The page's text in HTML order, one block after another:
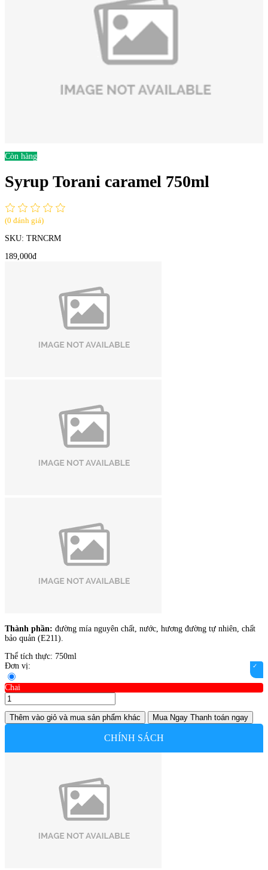
Còn hàng
Syrup Torani caramel 750ml
(0 đánh giá)
SKU: TRNCRM
189,000đ
Thành phần: đường mía nguyên chất, nước, hương đường tự nhiên, chất
bảo quản (E211).
Thể tích thực: 750ml
Đơn vị:
Chai
Thêm vào giỏ và mua sản phẩm khác Mua Ngay Thanh toán ngay
CHÍNH SÁCH